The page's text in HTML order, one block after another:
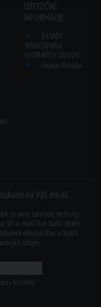
UŽITOČNÉ
INFORMÁCIE
ZÁSADY
SPRACÚVANIA
OSOBNÝCH ÚDAJOV
Cookies Politika
na Váš email.
zo sveta tieniacej techniky.
Váš e-mail Vám budú chodiť
odhl.ásiť. Viac o Vašich
údajov
techniky